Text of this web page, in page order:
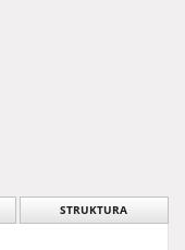
STRUKTURA